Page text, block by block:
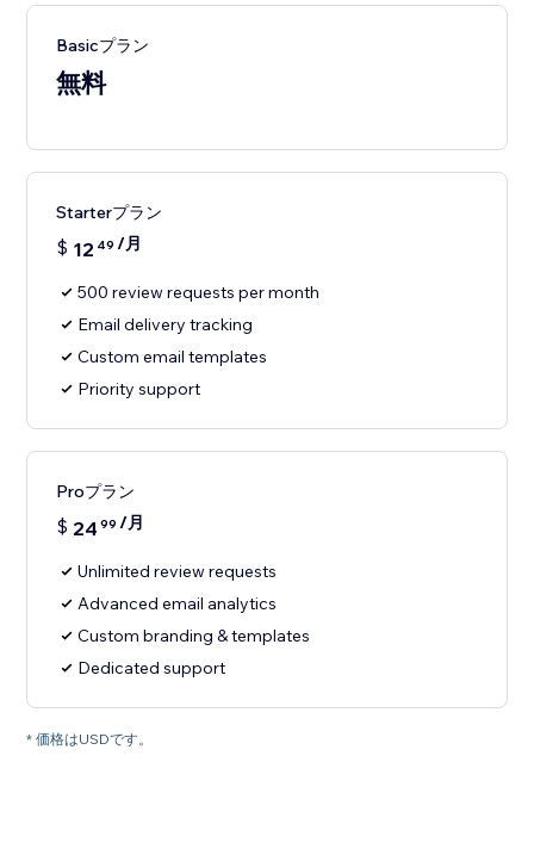
Basicプラン
無料
Starterプラン
$ 12 49 /月
500 review requests per month
Email delivery tracking
Custom email templates
Priority support
Proプラン
$ 24 99 /月
Unlimited review requests
Advanced email analytics
Custom branding & templates
Dedicated support
* 価格はUSDです。